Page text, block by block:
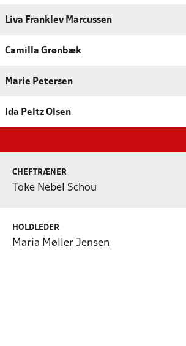
Liva Franklev Marcussen
Camilla Grønbæk
Marie Petersen
Ida Peltz Olsen
CHEFTRÆNER
Toke Nebel Schou
HOLDLEDER
Maria Møller Jensen